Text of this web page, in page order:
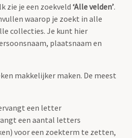
zie je een zoekveld ‘Alle velden’.
waarop je zoekt in alle
collecties. Je kunt hier
plaatsnaam en
makkelijker maken. De meest
een letter
een aantal letters
voor een zoekterm te zetten,